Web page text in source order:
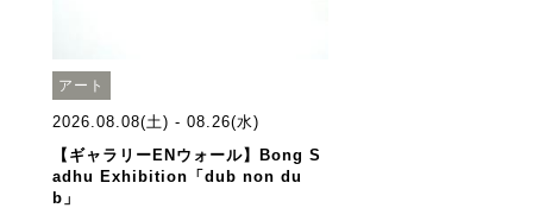
アート
2026.08.08(土) - 08.26(水)
【ギャラリーENウォール】Bong S
adhu Exhibition「dub non du
b」